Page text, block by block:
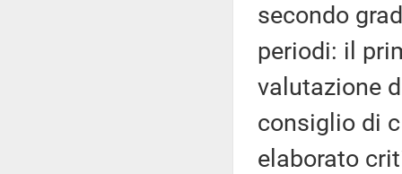
secondo
periodi: il
valutazione
consiglio di
elaborato